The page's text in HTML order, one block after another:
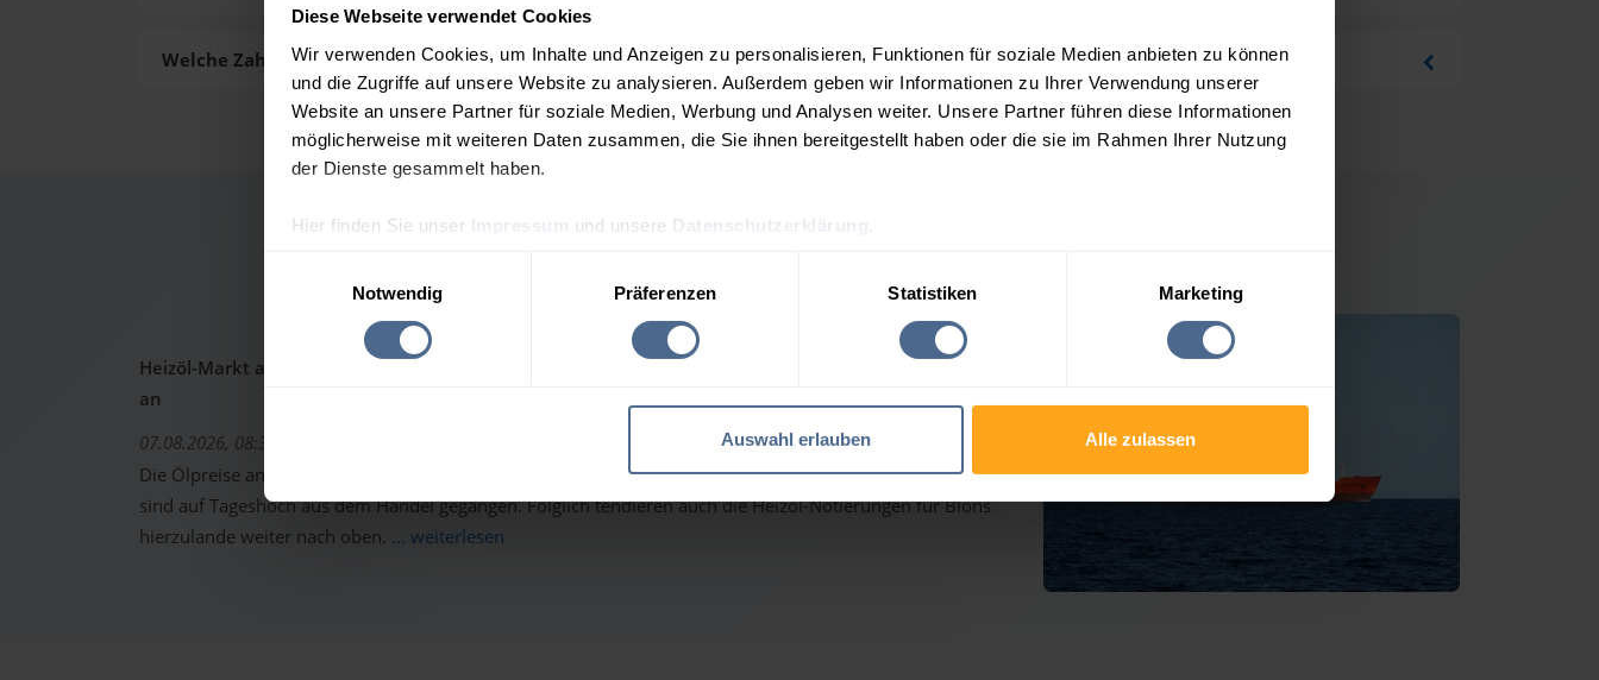
Diese Webseite verwendet Cookies
Wir verwenden Cookies, um Inhalte und Anzeigen zu personalisieren, Funktionen für soziale Medien anbieten zu können
und die Zugriffe auf unsere Website zu analysieren. Außerdem geben wir Informationen zu Ihrer Verwendung unserer
Website an unsere Partner für soziale Medien, Werbung und Analysen weiter. Unsere Partner führen diese Informationen
möglicherweise mit weiteren Daten zusammen, die Sie ihnen bereitgestellt haben oder die sie im Rahmen Ihrer Nutzung
der Dienste gesammelt haben.
Hier finden Sie unser Impressum und unsere Datenschutzerklärung
Notwendig
Präferenzen Statistiken Marketing
Auswahl erlauben Alle zulassen
Welche Zahlungsarten gibt es?
Heizöl-Markt aktuell: Ölpreise schon wieder auf dem Weg nach oben - Heizölpreise ziehen ebenfalls
an
07.08.2026, 08:37 Uhr
Die Ölpreise an den internationalen Warenterminmärkten haben gestern weiter deutlich zugelegt und
sind auf Tageshoch aus dem Handel gegangen. Folglich tendieren auch die Heizöl-Notierungen für Blons
hierzulande weiter nach oben. ... weiterlesen